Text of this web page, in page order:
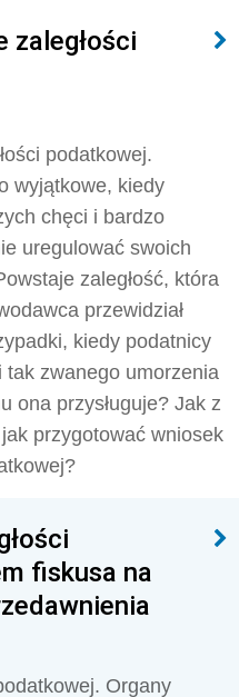
zaległości
podatkowej.
wyjątkowe, kiedy
chęci i bardzo
uregulować swoich
zaległość, która
przewidział
kiedy podatnicy
zwanego umorzenia
ona przysługuje? Jak z
przygotować wniosek
fiskusa na
Organy